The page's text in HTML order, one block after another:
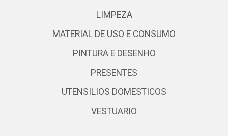
LIMPEZA
MATERIAL DE USO E CONSUMO
PINTURA E DESENHO
PRESENTES
UTENSILIOS DOMESTICOS
VESTUARIO